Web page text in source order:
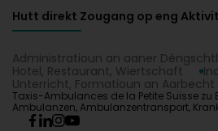
Hutt direkt Zougang op eng
Administratioun an aaner
Hotel, Restaurant, Wiertschaft
Unterricht, Formatioun an Aarbecht
Taxis-Ambulances de la Petite Suisse
Ambulanzen, Ambulanzentransport,